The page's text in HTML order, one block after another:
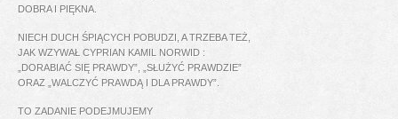
DOBRA I PIĘKNA.
NIECH DUCH ŚPIĄCYCH POBUDZI, A TRZEBA TEŻ,
JAK WZYWAŁ CYPRIAN KAMIL NORWID :
„DORABIAĆ SIĘ PRAWDY”, „SŁUŻYĆ PRAWDZIE”
ORAZ „WALCZYĆ PRAWDĄ I DLA PRAWDY”.
TO ZADANIE PODEJMUJEMY